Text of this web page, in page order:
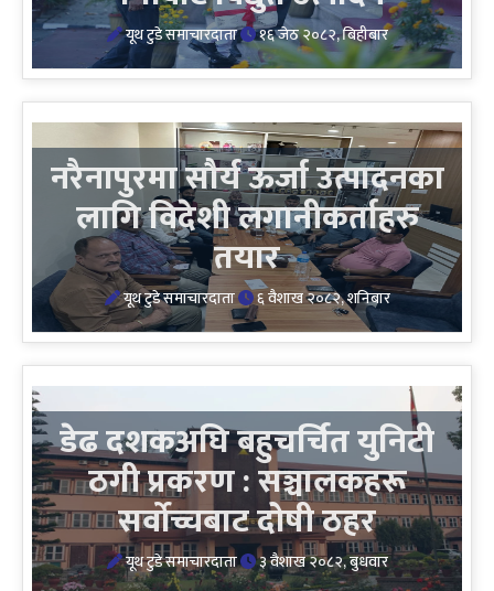
यूथ टुडे समाचारदाता १६ जेठ २०८२, बिहीबार
नरैनापुरमा सौर्य ऊर्जा उत्पादनका
लागि विदेशी लगानीकर्ताहरु
तयार
यूथ टुडे समाचारदाता ६ वैशाख २०८२, शनिबार
डेढ दशकअघि बहुचर्चित युनिटी
ठगी प्रकरण : सञ्चालकहरू
सर्वोच्चबाट दोषी ठहर
यूथ टुडे समाचारदाता ३ वैशाख २०८२, बुधवार